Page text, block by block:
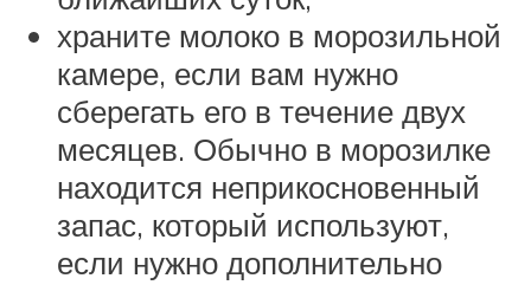
храните молоко в морозильной
камере, если вам нужно
сберегать его в течение двух
месяцев. Обычно в морозилке
находится неприкосновенный
запас, который используют,
если нужно дополнительно